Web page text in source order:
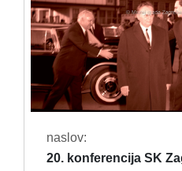
naslov:
20. konferencija SK